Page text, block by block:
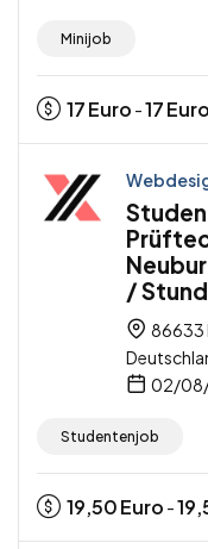
Minijob
17Euro -17Euro
/
86633
02/
Studentenjob
19,50Euro -